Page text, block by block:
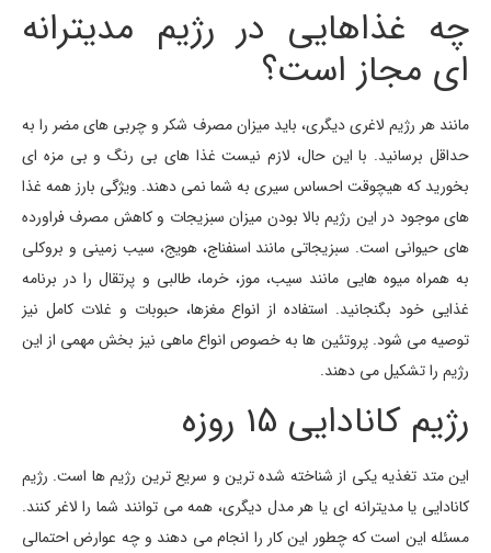
چه غذاهایی در رژیم مدیترانه
ای مجاز است؟
مانند هر رژیم لاغری دیگری، باید میزان مصرف شکر و چربی های مضر را به
حداقل برسانید. با این حال، لازم نیست غذا های بی رنگ و بی مزه ای
بخورید که هیچوقت احساس سیری به شما نمی دهند. ویژگی بارز همه غذا
های موجود در این رژیم بالا بودن میزان سبزیجات و کاهش مصرف فراورده
های حیوانی است. سبزیجاتی مانند اسنفناج، هویج، سیب زمینی و بروکلی
به همراه میوه هایی مانند سیب، موز، خرما، طالبی و پرتقال را در برنامه
غذایی خود بگنجانید. استفاده از انواع مغزها، حبوبات و غلات کامل نیز
توصیه می شود. پروتئین ها به خصوص انواع ماهی نیز بخش مهمی از این
رژیم را تشکیل می دهند.
رژیم کانادایی 15 روزه
این متد تغذیه یکی از شناخته شده ترین و سریع ترین رژیم ها است. رژیم
کانادایی یا مدیترانه ای یا هر مدل دیگری، همه می توانند شما را لاغر کنند.
مسئله این است که چطور این کار را انجام می دهند و چه عوارض احتمالی